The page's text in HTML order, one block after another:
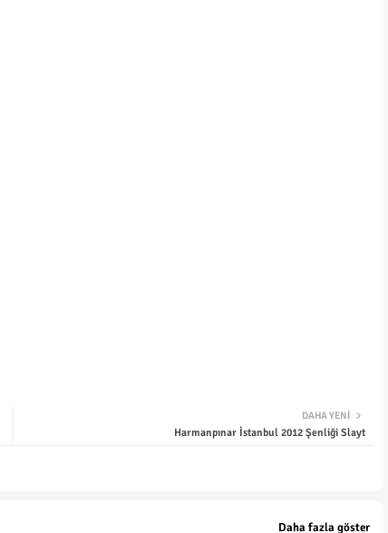
DAHA YENI
Harmanpınar İstanbul 2012 Şenliği Slayt
Daha fazla göster